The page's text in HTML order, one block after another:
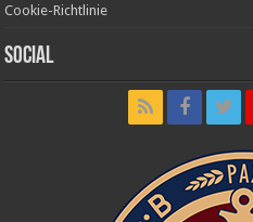
Cookie-Richtlinie
Social